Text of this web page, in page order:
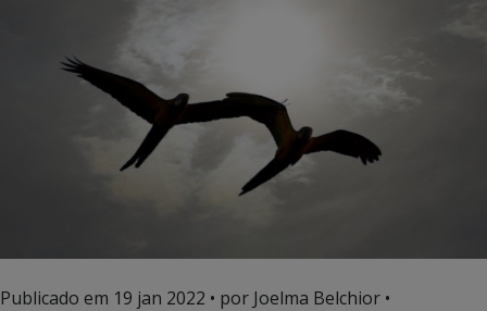
Publicado em 19 jan 2022 • por Joelma Belchior •